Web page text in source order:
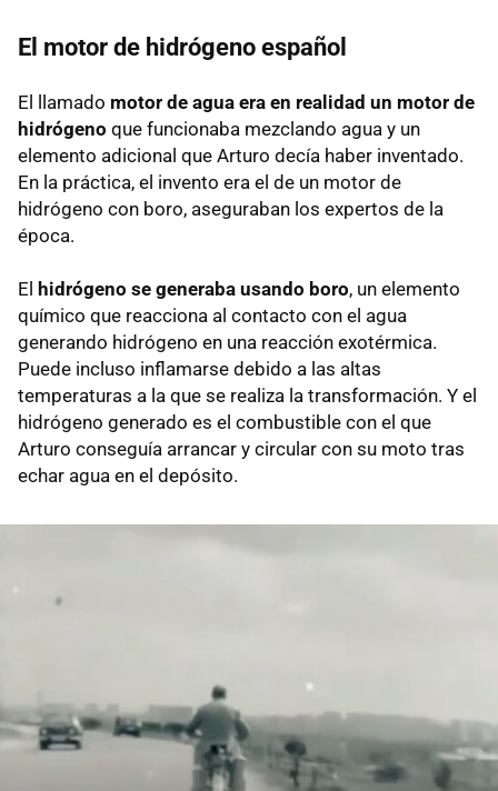
El motor de hidrógeno español
El llamado motor de agua era en realidad un motor de
hidrógeno que funcionaba mezclando agua y un
elemento adicional que Arturo decía haber inventado.
En la práctica, el invento era el de un motor de
hidrógeno con boro, aseguraban los expertos de la
época.
El hidrógeno se generaba usando boro, un elemento
químico que reacciona al contacto con el agua
generando hidrógeno en una reacción exotérmica.
Puede incluso inflamarse debido a las altas
temperaturas a la que se realiza la transformación. Y el
hidrógeno generado es el combustible con el que
Arturo conseguía arrancar y circular con su moto tras
echar agua en el depósito.